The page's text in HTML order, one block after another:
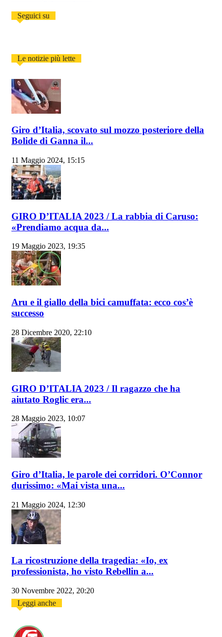
Seguici su
Le notizie più lette
Giro d’Italia, scovato sul mozzo posteriore della
Bolide di Ganna il...
11 Maggio 2024, 15:15
GIRO D’ITALIA 2023 / La rabbia di Caruso:
«Prendiamo acqua da...
19 Maggio 2023, 19:35
Aru e il giallo della bici camuffata: ecco cos’è
successo
28 Dicembre 2020, 22:10
GIRO D’ITALIA 2023 / Il ragazzo che ha
aiutato Roglic era...
28 Maggio 2023, 10:07
Giro d’Italia, le parole dei corridori. O’Connor
durissimo: «Mai vista una...
21 Maggio 2024, 12:30
La ricostruzione della tragedia: «Io, ex
professionista, ho visto Rebellin a...
30 Novembre 2022, 20:20
Leggi anche